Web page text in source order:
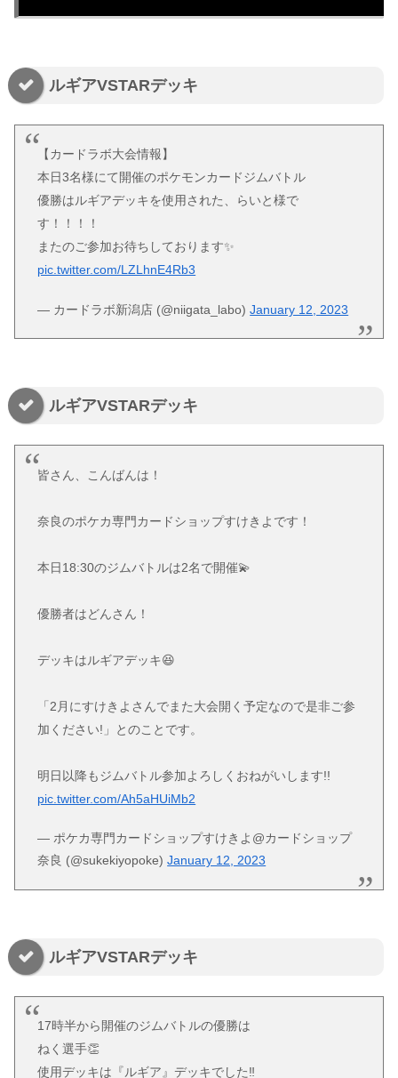
ルギアVSTARデッキ
【カードラボ大会情報】
本日3名様にて開催のポケモンカードジムバトル
優勝はルギアデッキを使用された、らいと様で
す！！！！
またのご参加お待ちしております✨
pic.twitter.com/LZLhnE4Rb3
— カードラボ新潟店 (@niigata_labo)January 12, 2023
ルギアVSTARデッキ
皆さん、こんばんは！
奈良のポケカ専門カードショップすけきよです！
本日18:30のジムバトルは2名で開催💫
優勝者はどんさん！
デッキはルギアデッキ😆
「2月にすけきよさんでまた大会開く予定なので是非ご参
加ください!」とのことです。
明日以降もジムバトル参加よろしくおねがいします!!
pic.twitter.com/Ah5aHUiMb2
— ポケカ専門カードショップすけきよ@カードショップ
奈良 (@sukekiyopoke)January 12, 2023
ルギアVSTARデッキ
17時半から開催のジムバトルの優勝は
ねく選手👏
使用デッキは『ルギア』デッキでした‼️